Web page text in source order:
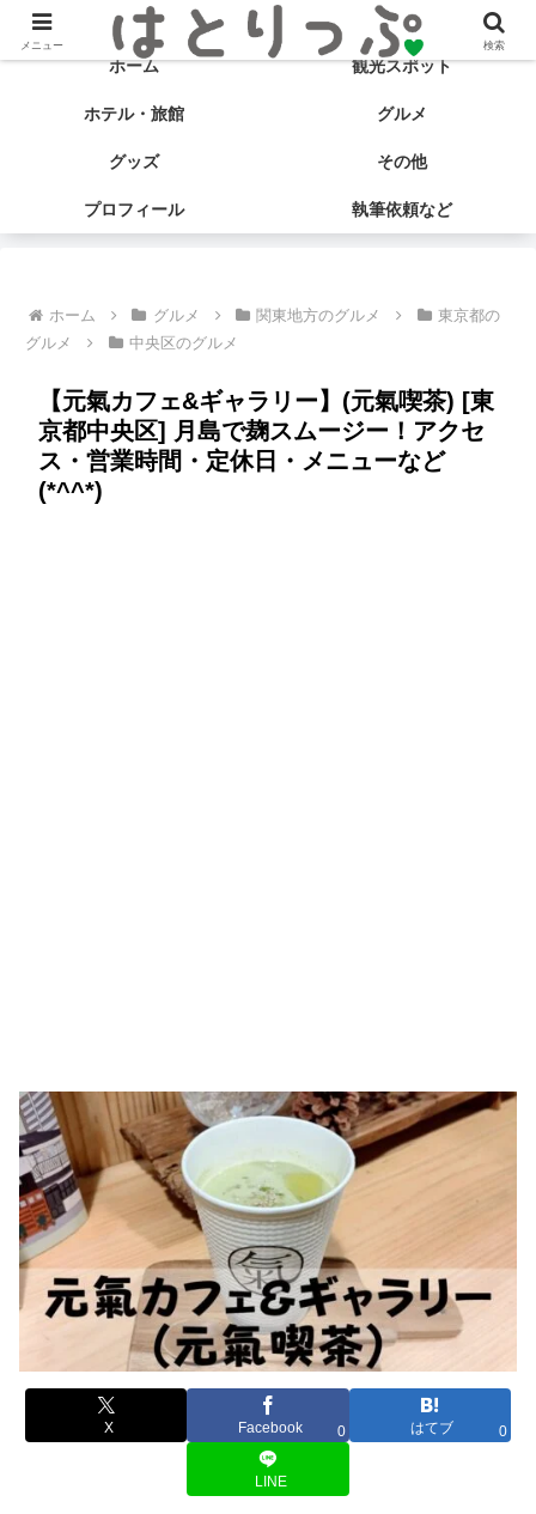
旅する食いしん坊♡ はとサブ子の国内旅行＆グルメブログ
ホーム 観光スポット
ホテル・旅館 グルメ
グッズ その他
プロフィール 執筆依頼など
ホーム グルメ 関東地方のグルメ
東京都の
グルメ
中央区のグルメ
【元氣カフェ&ギャラリー】(元氣喫茶) [東
京都中央区] 月島で麹スムージー！アクセ
ス・営業時間・定休日・メニューなど
(*^^*)
X Facebook 0 はてブ 0
LINE
メニュー 検索